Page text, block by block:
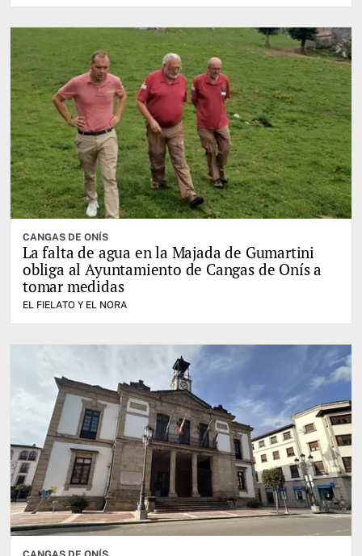
CANGAS DE ONÍS
La falta de agua en la Majada de Gumartini
obliga al Ayuntamiento de Cangas de Onís a
tomar medidas
EL FIELATO Y EL NORA